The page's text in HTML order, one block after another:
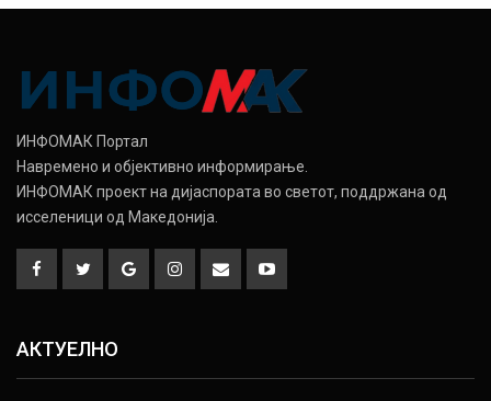
ИНФОМАК Портал
Навремено и објективно информирање.
ИНФОМАК проект на дијаспората во светот, поддржана од
исселеници од Македонија.
АКТУЕЛНО